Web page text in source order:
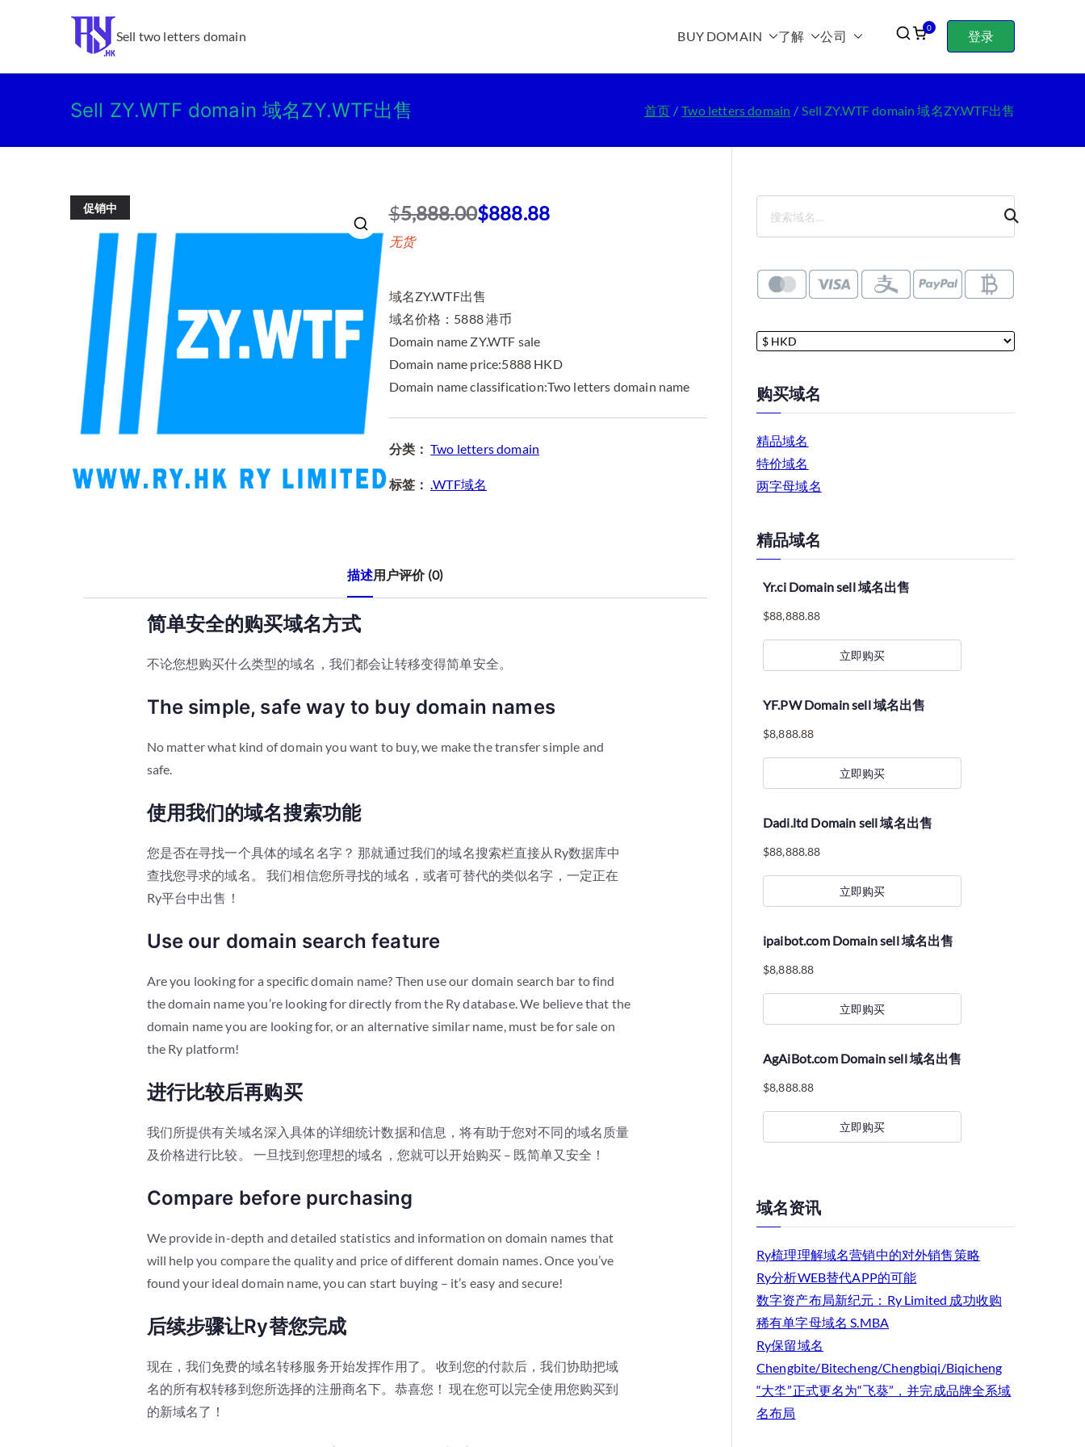
内
Ry.hk
Sell two letters domain BUY DOMAIN 了解 公司
0
登录
Sell ZY.WTF domain 域名ZY.WTF出售 首页 Two letters domain Sell ZY.WTF domain 域名ZY.WTF出售
促销中 $5,888.00
原
价
$
5
8
8
0
。
$888.88
当
前
为
：
$
8
8
8
。
域名ZY.WTF出售
域名价格：5888 港币
Domain name ZY.WTF sale
Domain name price:5888 HKD
Domain name classification:Two letters domain name
无货
分类：Two letters domain
标签：.WTF域名
描述用户评价 (0)
简单安全的购买域名方式
不论您想购买什么类型的域名，我们都会让转移变得简单安全。
The simple, safe way to buy domain names
No matter what kind of domain you want to buy, we make the transfer simple and
safe.
使用我们的域名搜索功能
您是否在寻找一个具体的域名名字？ 那就通过我们的域名搜索栏直接从Ry数据库中
查找您寻求的域名。 我们相信您所寻找的域名，或者可替代的类似名字，一定正在
Ry平台中出售！
Use our domain search feature
Are you looking for a specific domain name? Then use our domain search bar to find
the domain name you’re looking for directly from the Ry database. We believe that the
domain name you are looking for, or an alternative similar name, must be for sale on
the Ry platform!
进行比较后再购买
我们所提供有关域名深入具体的详细统计数据和信息，将有助于您对不同的域名质量
及价格进行比较。 一旦找到您理想的域名，您就可以开始购买 – 既简单又安全！
Compare before purchasing
We provide in-depth and detailed statistics and information on domain names that
will help you compare the quality and price of different domain names. Once you’ve
found your ideal domain name, you can start buying – it’s easy and secure!
后续步骤让Ry替您完成
现在，我们免费的域名转移服务开始发挥作用了。 收到您的付款后，我们协助把域
名的所有权转移到您所选择的注册商名下。恭喜您！ 现在您可以完全使用您购买到
的新域名了！
购买域名
精品域名
特价域名
两字母域名
精品域名
Yr.ci Domain sell 域名出售
$88,888.88
立即购买
YF.PW Domain sell 域名出售
$8,888.88
立即购买
Dadi.ltd Domain sell 域名出售
$88,888.88
立即购买
ipaibot.com Domain sell 域名出售
$8,888.88
立即购买
AgAiBot.com Domain sell 域名出售
$8,888.88
立即购买
域名资讯
Ry梳理理解域名营销中的对外销售策略
Ry分析WEB替代APP的可能
数字资产布局新纪元：Ry Limited 成功收购
稀有单字母域名 S.MBA
Ry保留域名
Chengbite/Bitecheng/Chengbiqi/Biqicheng
“大坔”正式更名为“飞葵”，并完成品牌全系域
名布局